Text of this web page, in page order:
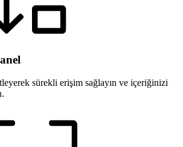
sürekli erişim sağlayın ve içeriğinizi